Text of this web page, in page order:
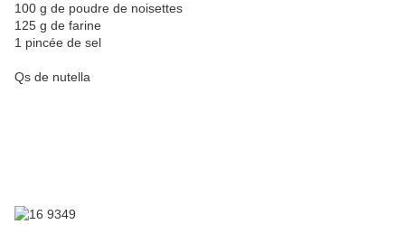
100 g de poudre de noisettes
125 g de farine
1 pincée de sel
Qs de nutella